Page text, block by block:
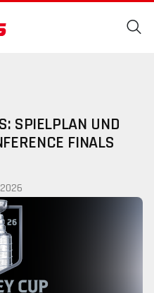
SPIELPLAN UND
FINALS